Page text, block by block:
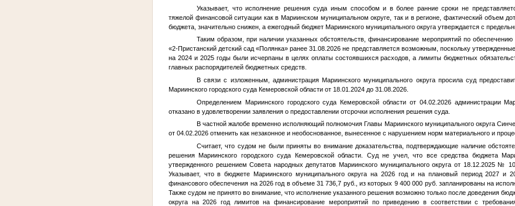
Указывает, что исполнение решения суда иным способом и в более ранние сроки не
тяжелой финансовой ситуации как в Мариинском муниципальном округе, так и в регионе, фактический объем
бюджета, значительно снижен, а ежегодный бюджет Мариинского муниципального округа утверждается с
Таким образом, при наличии указанных обстоятельств, финансирование мероприятий по
«2-Пристанский детский сад «Полянка» ранее 31.08.2026 не представляется возможным, поскольку
на 2024 и 2025 годы были исчерпаны в целях оплаты состоявшихся расходов, а лимиты бюджетных
главных распорядителей бюджетных средств.
В связи с изложенным, администрация Мариинского муниципального округа просила суд
Мариинского городского суда Кемеровской области от 18.01.2024 до 31.08.2026.
Определением Мариинского городского суда Кемеровской области от 04.02.2026 администрации
отказано в удовлетворении заявления о предоставлении отсрочки исполнения решения суда.
В частной жалобе временно исполняющий полномочия Главы Мариинского муниципального округа
от 04.02.2026 отменить как незаконное и необоснованное, вынесенное с нарушением норм материального и
Считает, что судом не были приняты во внимание доказательства, подтверждающие наличие
решения Мариинского городского суда Кемеровской области. Суд не учел, что все средства бюджета
утвержденного решением Совета народных депутатов Мариинского муниципального округа от 18.12.2025 №
Указывает, что в бюджете Мариинского муниципального округа на 2026 год и на плановый период 2027 и
финансового обеспечения на 2026 год в объеме 31 736,7 руб., из которых 9 400 000 руб. запланированы на
Также судом не принято во внимание, что исполнение указанного решения возможно только после доведения
округа на 2026 год лимитов на финансирование мероприятий по приведению в соответствии с